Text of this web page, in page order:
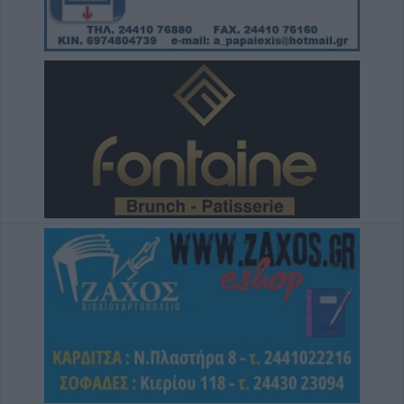
φορέα δημοπράτησης των κολυμβητικών
δεξαμενών της Περιφερειακής Αρχής
Κουρέτα
Υπό έλεγχο η φωτιά σε δύσβατο σημείο στον
Όλυμπο – Παραμένουν οι δυνάμεις στο
σημείο
7 Αυγούστου 2026, 17:07
Ενισχύθηκαν οι πυροσβεστικές δυνάμεις
στην πυρκαγιά σε αγροτοδασική έκταση στο
Στεφάνι Κορίνθου
7 Αυγούστου 2026, 16:58
Το Σάββατο 8 Αυγούστου η κηδεία του
Κορυφώνεται η έξοδος του Αυγούστου –
Χιλιάδες επιβάτες αναχωρούν από τα